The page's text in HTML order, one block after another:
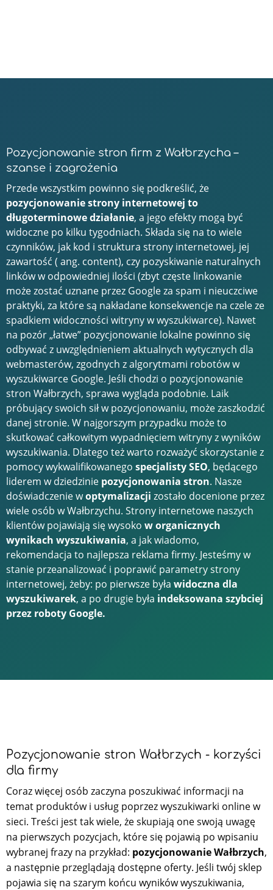
Pozycjonowanie stron firm z Wałbrzycha –
szanse i zagrożenia
Przede wszystkim powinno się podkreślić, że
pozycjonowanie strony internetowej to
długoterminowe działanie, a jego efekty mogą być
widoczne po kilku tygodniach. Składa się na to wiele
czynników, jak kod i struktura strony internetowej, jej
zawartość ( ang. content), czy pozyskiwanie naturalnych
linków w odpowiedniej ilości (zbyt częste linkowanie
może zostać uznane przez Google za spam i nieuczciwe
praktyki, za które są nakładane konsekwencje na czele ze
spadkiem widoczności witryny w wyszukiwarce). Nawet
na pozór „łatwe” pozycjonowanie lokalne powinno się
odbywać z uwzględnieniem aktualnych wytycznych dla
webmasterów, zgodnych z algorytmami robotów w
wyszukiwarce Google. Jeśli chodzi o pozycjonowanie
stron Wałbrzych, sprawa wygląda podobnie. Laik
próbujący swoich sił w pozycjonowaniu, może zaszkodzić
danej stronie. W najgorszym przypadku może to
skutkować całkowitym wypadnięciem witryny z wyników
wyszukiwania. Dlatego też warto rozważyć skorzystanie z
pomocy wykwalifikowanego specjalisty SEO, będącego
liderem w dziedzinie pozycjonowania stron. Nasze
doświadczenie woptymalizacji zostało docenione przez
wiele osób w Wałbrzychu. Strony internetowe naszych
klientów pojawiają się wysoko w organicznych
wynikach wyszukiwania, a jak wiadomo,
rekomendacja to najlepsza reklama firmy. Jesteśmy w
stanie przeanalizować i poprawić parametry strony
internetowej, żeby: po pierwsze była widoczna dla
wyszukiwarek, a po drugie była indeksowana szybciej
przez roboty Google.
Pozycjonowanie stron Wałbrzych - korzyści
dla firmy
Coraz więcej osób zaczyna poszukiwać informacji na
temat produktów i usług poprzez wyszukiwarki online w
sieci. Treści jest tak wiele, że skupiają one swoją uwagę
na pierwszych pozycjach, które się pojawią po wpisaniu
wybranej frazy na przykład: pozycjonowanie Wałbrzych,
a następnie przeglądają dostępne oferty. Jeśli twój sklep
pojawia się na szarym końcu wyników wyszukiwania,